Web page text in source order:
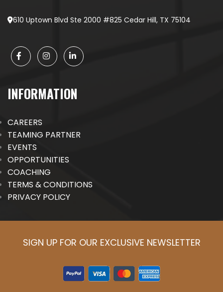
610 Uptown Blvd Ste 2000 #825 Cedar Hill, TX 75104
INFORMATION
CAREERS
TEAMING PARTNER
EVENTS
OPPORTUNITIES
COACHING
TERMS & CONDITIONS
PRIVACY POLICY
SIGN UP FOR OUR EXCLUSIVE NEWSLETTER